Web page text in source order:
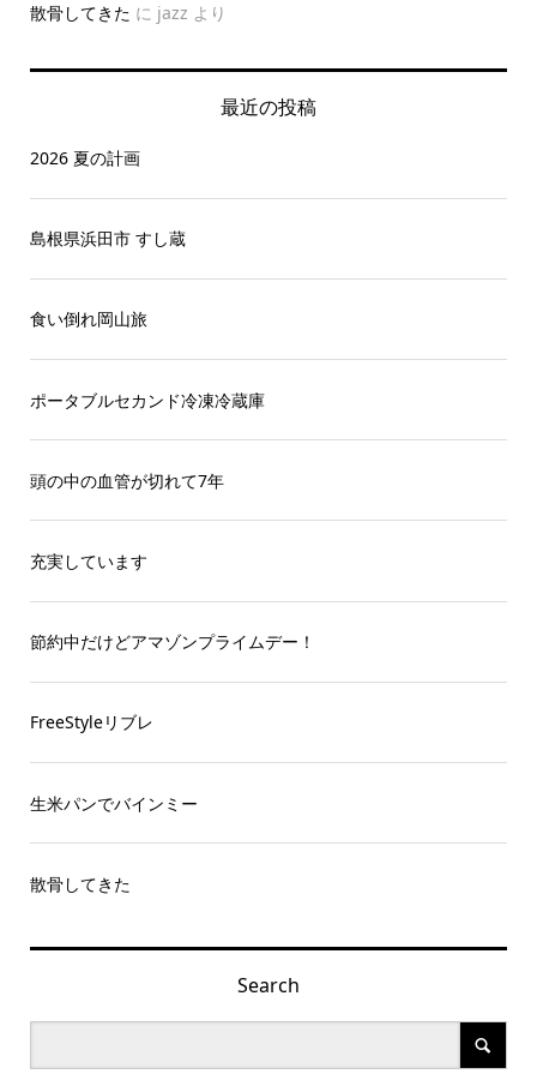
散骨してきた に jazz より
最近の投稿
2026 夏の計画
島根県浜田市 すし蔵
食い倒れ岡山旅
ポータブルセカンド冷凍冷蔵庫
頭の中の血管が切れて7年
充実しています
節約中だけどアマゾンプライムデー！
FreeStyleリブレ
生米パンでバインミー
散骨してきた
Search